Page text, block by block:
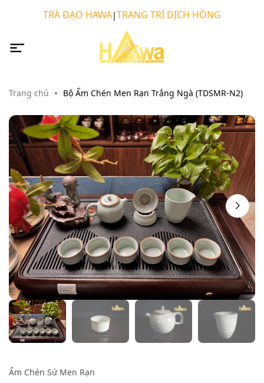
TRÀ ĐẠO HAWA|TRANG TRÍ DỊCH HỒNG
Trang chủ Bộ Ấm Chén Men Rạn Trắng Ngà (TDSMR-N2)
Ấm Chén Sứ Men Rạn